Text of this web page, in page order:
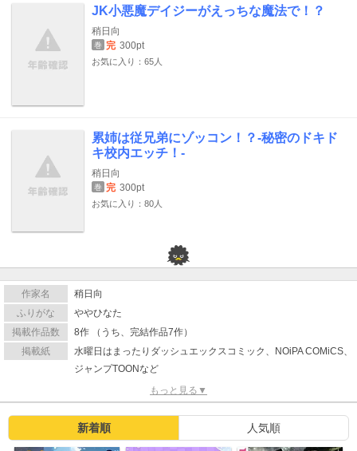
JK小悪魔デイジーがえっちな魔法で！？
稍日向
巻 完 300pt
お気に入り：65人
累姉は従兄弟にゾッコン！？-秘密のドキド
キ校内エッチ！-
稍日向
巻 完 300pt
お気に入り：80人
作家名
稍日向
ふりがな
ややひなた
掲載作品数
8作 （うち、完結作品7作）
掲載紙
水曜日はまったりダッシュエックスコミック、NOiPA COMiCS、
ジャンプTOONなど
もっと見る▼
新着順 人気順